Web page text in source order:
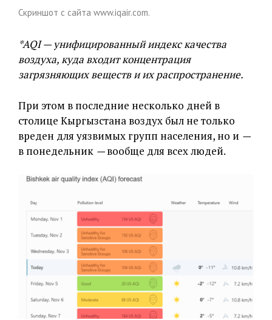
Скриншот с сайта www.iqair.com.
*AQI — унифицированный индекс качества
воздуха, куда входит концентрация
загрязняющих веществ и их распространение.
При этом в последние несколько дней в
столице Кыргызстана воздух был не только
вреден для уязвимых групп населения, но и —
в понедельник —вообще для всех людей.